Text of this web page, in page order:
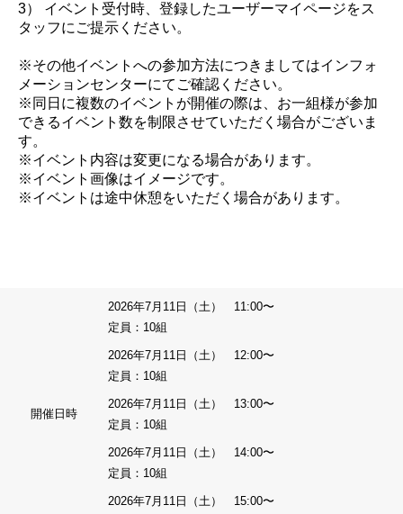
3） イベント受付時、登録したユーザーマイページをス
タッフにご提示ください。
※その他イベントへの参加方法につきましてはインフォ
メーションセンターにてご確認ください。
※同日に複数のイベントが開催の際は、お一組様が参加
できるイベント数を制限させていただく場合がございま
す。
※イベント内容は変更になる場合があります。
※イベント画像はイメージです。
※イベントは途中休憩をいただく場合があります。
開催日時
2026年7月11日（土） 11:00〜
定員：10組
2026年7月11日（土） 12:00〜
定員：10組
2026年7月11日（土） 13:00〜
定員：10組
2026年7月11日（土） 14:00〜
定員：10組
2026年7月11日（土） 15:00〜